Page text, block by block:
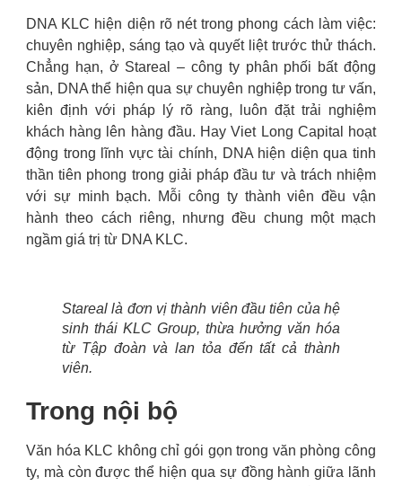
DNA KLC hiện diện rõ nét trong phong cách làm việc:
chuyên nghiệp, sáng tạo và quyết liệt trước thử thách.
Chẳng hạn, ở Stareal – công ty phân phối bất động
sản, DNA thể hiện qua sự chuyên nghiệp trong tư vấn,
kiên định với pháp lý rõ ràng, luôn đặt trải nghiệm
khách hàng lên hàng đầu. Hay Viet Long Capital hoạt
động trong lĩnh vực tài chính, DNA hiện diện qua tinh
thần tiên phong trong giải pháp đầu tư và trách nhiệm
với sự minh bạch. Mỗi công ty thành viên đều vận
hành theo cách riêng, nhưng đều chung một mạch
ngầm giá trị từ DNA KLC.
Stareal là đơn vị thành viên đầu tiên của hệ
sinh thái KLC Group, thừa hưởng văn hóa
từ Tập đoàn và lan tỏa đến tất cả thành
viên.
Trong nội bộ
Văn hóa KLC không chỉ gói gọn trong văn phòng công
ty, mà còn được thể hiện qua sự đồng hành giữa lãnh